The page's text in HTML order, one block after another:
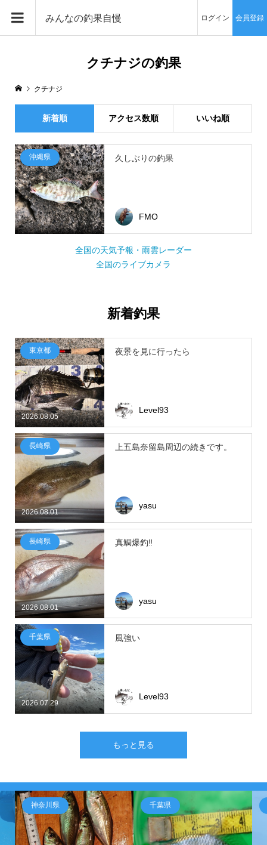
みんなの釣果自慢 ログイン 会員登録
クチナジの釣果
クチナジ
新着順 アクセス数順 いいね順
沖縄県 久しぶりの釣果
FMO
全国の天気予報・雨雲レーダー
全国のライブカメラ
新着釣果
2026.08.05
東京都 夜景を見に行ったら
Level93
2026.08.01
長崎県 上五島奈留島周辺の続きです。
yasu
2026.08.01
長崎県 真鯛爆釣‼
yasu
2026.07.29
千葉県 風強い
Level93
もっと見る
神奈川県 千葉県